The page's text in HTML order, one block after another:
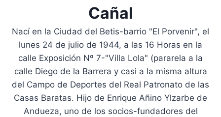
Cañal
Nací en la Ciudad del Betis-barrio "El Porvenir", el
lunes 24 de julio de 1944, a las 16 Horas en la
calle Exposición Nº 7-"Villa Lola" (pararela a la
calle Diego de la Barrera y casi a la misma altura
del Campo de Deportes del Real Patronato de las
Casas Baratas. Hijo de Enrique Añino Ylzarbe de
Andueza, uno de los socios-fundadores del